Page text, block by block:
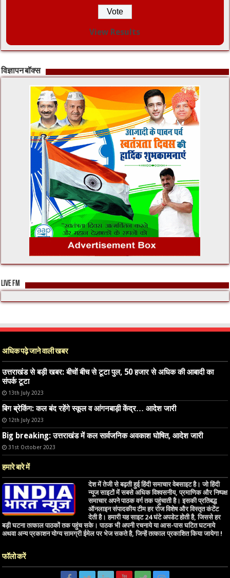
View Results
विज्ञापन बॉक्स
LIVE FM
अधिक पढ़े जाने वाली खबर
उत्तराखंड से बड़ी खबर: बीचों बीच से टूटा पुल, 50 हजार से अधिक की आबादी का
संपर्क टूटा
13th July 2023
बिग ब्रेकिंग: कल बंद रहेंगे स्कूल व आंगनबाड़ी केंद्र… आदेश जारी
12th July 2023
Big breaking: उत्तराखंड में कल सार्वजनिक अवकाश घोषित, आदेश जारी
31st October 2023
हमारे बारे में
देश में तेजी से बढ़ती हुई हिंदी समाचार वेबसाइट है। जो हिंदी
न्यूज साइटों में सबसे अधिक विश्वसनीय, प्रमाणिक और निष्पक्ष
समाचार अपने पाठक वर्ग तक पहुंचाती है। इसकी प्रतिबद्ध
ऑनलाइन संपादकीय टीम हर रोज विशेष और विस्तृत कंटेंट
देती है। हमारी यह साइट 24 घंटे अपडेट होती है, जिससे हर
बड़ी घटना तत्काल पाठकों तक पहुंच सके। पाठक भी अपनी रचनाये या आस-पास घटित घटनाये
अथवा अन्य प्रकाशन योग्य सामग्री ईमेल पर भेज सकते है, जिन्हें तत्काल प्रकाशित किया जायेगा !
फॉलो करें